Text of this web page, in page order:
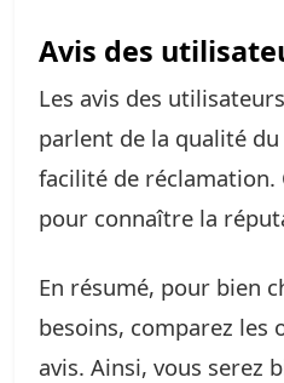
Avis des
Les avis des
parlent de la qualité
facilité de réclamation.
pour connaître la
En résumé, pour bien
besoins, comparez les
avis. Ainsi, vous serez